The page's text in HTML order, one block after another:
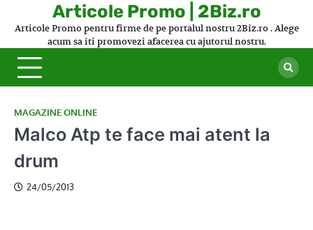
Articole Promo | 2Biz.ro
Articole Promo pentru firme de pe portalul nostru 2Biz.ro . Alege
acum sa iti promovezi afacerea cu ajutorul nostru.
MAGAZINE ONLINE
Malco Atp te face mai atent la
drum
24/05/2013